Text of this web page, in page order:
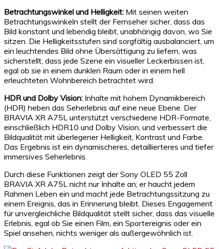
Betrachtungswinkel und Helligkeit: Mit seinen weiten
Betrachtungswinkeln stellt der Fernseher sicher, dass das
Bild konstant und lebendig bleibt, unabhängig davon, wo Sie
sitzen. Die Helligkeitsstufen sind sorgfältig ausbalanciert, um
ein leuchtendes Bild ohne Übersättigung zu liefern, was
sicherstellt, dass jede Szene ein visueller Leckerbissen ist,
egal ob sie in einem dunklen Raum oder in einem hell
erleuchteten Wohnbereich betrachtet wird.
HDR und Dolby Vision: Inhalte mit hohem Dynamikbereich
(HDR) heben das Seherlebnis auf eine neue Ebene. Der
BRAVIA XR A75L unterstützt verschiedene HDR-Formate,
einschließlich HDR10 und Dolby Vision, und verbessert die
Bildqualität mit überlegener Helligkeit, Kontrast und Farbe.
Das Ergebnis ist ein dynamischeres, detaillierteres und tiefer
immersives Seherlebnis.
Durch diese Funktionen zeigt der Sony OLED 55 Zoll
BRAVIA XR A75L nicht nur Inhalte an; er haucht jedem
Rahmen Leben ein und macht jede Betrachtungssitzung zu
einem Ereignis, das in Erinnerung bleibt. Dieses Engagement
für unvergleichliche Bildqualität stellt sicher, dass das visuelle
Erlebnis, egal ob Sie einen Film, ein Sportereignis oder ein
Spiel ansehen, nichts weniger als außergewöhnlich ist.